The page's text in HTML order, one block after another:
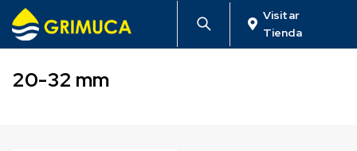
Visitar
Tienda
20-32 mm